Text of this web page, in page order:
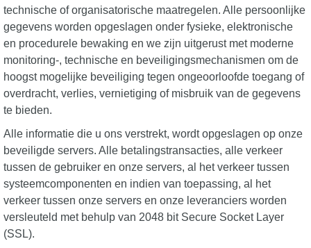
technische of organisatorische maatregelen. Alle persoonlijke
gegevens worden opgeslagen onder fysieke, elektronische
en procedurele bewaking en we zijn uitgerust met moderne
monitoring-, technische en beveiligingsmechanismen om de
hoogst mogelijke beveiliging tegen ongeoorloofde toegang of
overdracht, verlies, vernietiging of misbruik van de gegevens
te bieden.
Alle informatie die u ons verstrekt, wordt opgeslagen op onze
beveiligde servers. Alle betalingstransacties, alle verkeer
tussen de gebruiker en onze servers, al het verkeer tussen
systeemcomponenten en indien van toepassing, al het
verkeer tussen onze servers en onze leveranciers worden
versleuteld met behulp van 2048 bit Secure Socket Layer
(SSL).